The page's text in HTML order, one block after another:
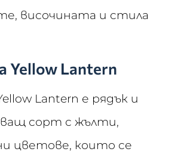
височината и стила
Yellow Lantern
Lantern е рядък и
сорт с жълти,
цветове, които се